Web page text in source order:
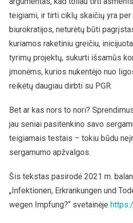
teigiami, ir tirti ciklų skaičių yra per
biurokratijos, neturėtų būti
kuriamos raketiniu greičiu,
tyrimų projektų, sukurti išsamūs
įmonėms, kurios nukentėjo nuo
reikėtų daugiau dirbti su PGR.
Bet ar kas nors to nori?
jau seniai pasitenkino savo
teigiamais testais – tokiu būdu
sergamumo apžvalgos.
Šis tekstas pasirodė 2021 m.
„Infektionen, Erkrankungen und
wegen Impfung?“ svetainėje